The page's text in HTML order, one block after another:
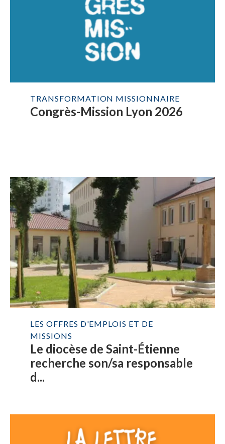
TRANSFORMATION MISSIONNAIRE
Congrès-Mission Lyon 2026
LES OFFRES D'EMPLOIS ET DE
MISSIONS
Le diocèse de Saint-Étienne
recherche son/sa responsable
d...